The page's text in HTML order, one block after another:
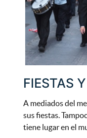
FIESTAS
A mediados del
sus fiestas.
tiene lugar en el